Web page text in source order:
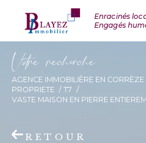
Vore recece
AGENCE IMMOBILIÈRE EN CORRÈZE
PROPRIETE
T7
VASTE MAISON EN PIERRE
RETOUR